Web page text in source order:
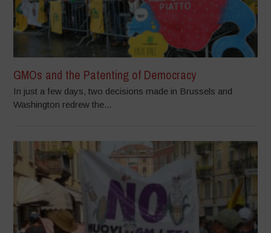
GMOs and the Patenting of Democracy
In just a few days, two decisions made in Brussels and
Washington redrew the...